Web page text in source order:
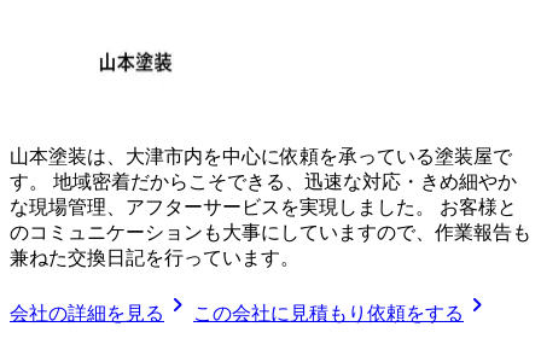
山本塗装は、大津市内を中心に依頼を承っている塗装屋で
す。 地域密着だからこそできる、迅速な対応・きめ細やか
な現場管理、アフターサービスを実現しました。 お客様と
のコミュニケーションも大事にしていますので、作業報告も
兼ねた交換日記を行っています。
会社の詳細を見る chevron_right この会社に見積もり依頼をする chevron_right